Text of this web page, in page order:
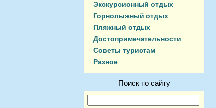
Экскурсионный отдых
Горнолыжный отдых
Пляжный отдых
Достопримечательности
Советы туристам
Разное
Поиск по сайту